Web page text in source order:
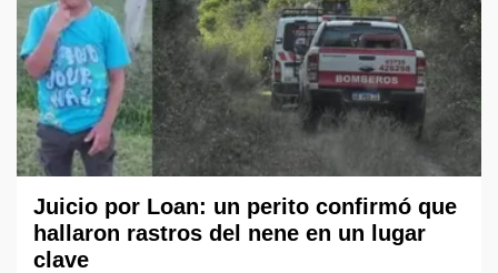
Juicio por Loan: un perito confirmó que
hallaron rastros del nene en un lugar
clave